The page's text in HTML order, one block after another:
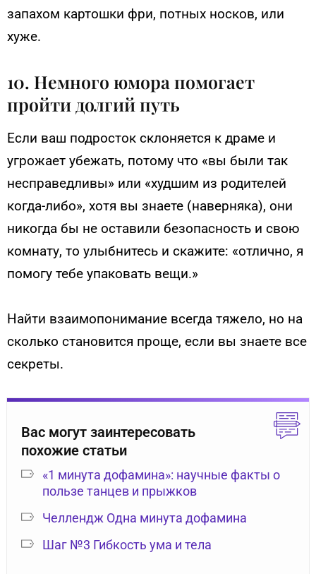
запахом картошки фри, потных носков, или
хуже.
10. Немного юмора помогает
пройти долгий путь
Если ваш подросток склоняется к драме и
угрожает убежать, потому что «вы были так
несправедливы» или «худшим из родителей
когда-либо», хотя вы знаете (наверняка), они
никогда бы не оставили безопасность и свою
комнату, то улыбнитесь и скажите: «отлично, я
помогу тебе упаковать вещи.»
Найти взаимопонимание всегда тяжело, но на
сколько становится проще, если вы знаете все
секреты.
Вас могут заинтересовать
похожие статьи
«1 минута дофамина»: научные факты о
пользе танцев и прыжков
Челлендж Одна минута дофамина
Шаг №3 Гибкость ума и тела